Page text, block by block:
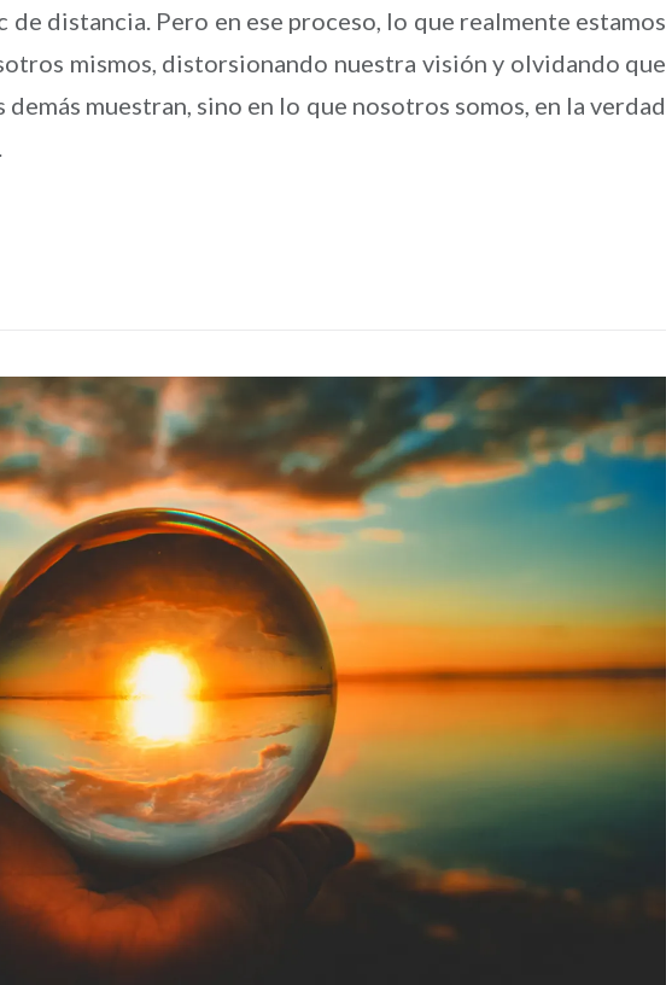
distancia. Pero en ese proceso, lo que realmente estamos
mismos, distorsionando nuestra visión y olvidando que
muestran, sino en lo que nosotros somos, en la verdad